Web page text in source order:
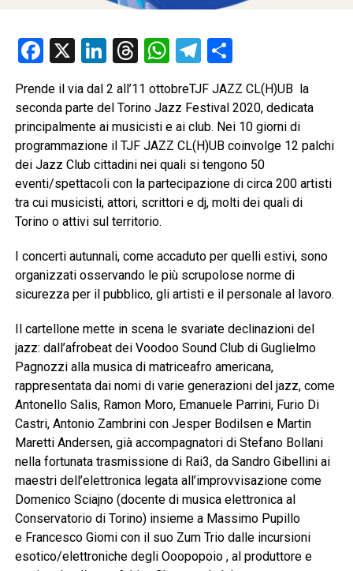
Facebook
X LinkedIn
Threads
WhatsApp
Telegram
Condividi
Prende il via dal 2 all’11 ottobreTJF JAZZ CL(H)UB la
seconda parte del Torino Jazz Festival 2020, dedicata
principalmente ai musicisti e ai club. Nei 10 giorni di
programmazione il TJF JAZZ CL(H)UB coinvolge 12 palchi
dei Jazz Club cittadini nei quali si tengono 50
eventi/spettacoli con la partecipazione di circa 200 artisti
tra cui musicisti, attori, scrittori e dj, molti dei quali di
Torino o attivi sul territorio.
I concerti autunnali, come accaduto per quelli estivi, sono
organizzati osservando le più scrupolose norme di
sicurezza per il pubblico, gli artisti e il personale al lavoro.
Il cartellone mette in scena le svariate declinazioni del
jazz: dall’afrobeat dei Voodoo Sound Club di Guglielmo
Pagnozzi alla musica di matriceafro americana,
rappresentata dai nomi di varie generazioni del jazz, come
Antonello Salis, Ramon Moro, Emanuele Parrini, Furio Di
Castri, Antonio Zambrini con Jesper Bodilsen e Martin
Maretti Andersen, già accompagnatori di Stefano Bollani
nella fortunata trasmissione di Rai3, da Sandro Gibellini ai
maestri dell’elettronica legata all’improvvisazione come
Domenico Sciajno (docente di musica elettronica al
Conservatorio di Torino) insieme a Massimo Pupillo
e Francesco Giomi con il suo Zum Trio dalle incursioni
esotico/elettroniche degli Ooopopoio , al produttore e